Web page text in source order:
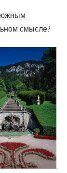
южным
смысле?